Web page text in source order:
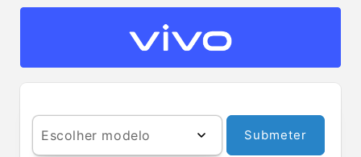
Escolher modelo Submeter